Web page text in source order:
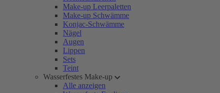
Make-up Leerpaletten
Make-up Schwämme
Konjac-Schwämme
Nägel
Augen
Lippen
Sets
Teint
Wasserfestes Make-up
Alle anzeigen